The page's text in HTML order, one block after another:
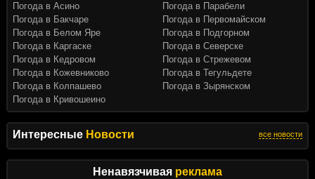
Интересные Новости все новости
Ненавязчивая реклама
Погода в Асино
Погода в Бакчаре
Погода в Белом Яре
Погода в Каргаске
Погода в Кедровом
Погода в Кожевниково
Погода в Колпашево
Погода в Кривошеино
Погода в Парабели
Погода в Первомайском
Погода в Подгорном
Погода в Северске
Погода в Стрежевом
Погода в Тегульдете
Погода в Зырянском